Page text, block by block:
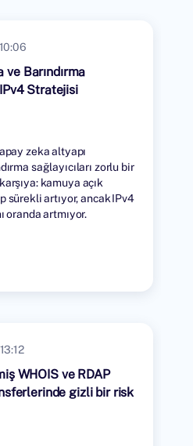
Barındırma
Stratejisi
zeka altyapı
sağlayıcıları zorlu bir
kamuya açık
sürekli artıyor, ancak IPv4
oranda artmıyor.
WHOIS ve RDAP
gizli bir risk